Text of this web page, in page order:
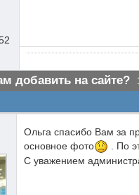
добавить на сайте?
Ольга спасибо Вам за
основное фото
. По
С уважением